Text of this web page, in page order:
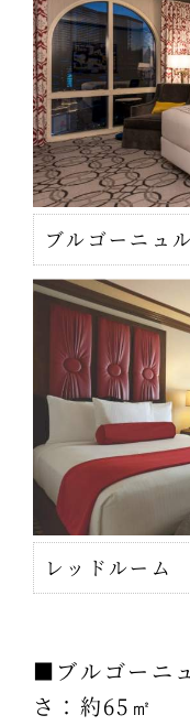
ブルゴーニュ
レッドルーム
■ブルゴーニ
さ：約65㎡